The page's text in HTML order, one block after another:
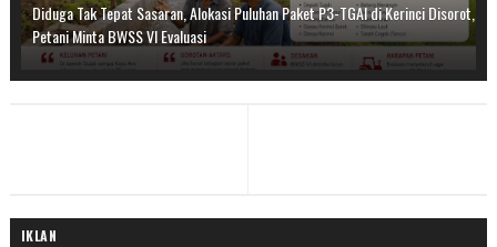
Diduga Tak Tepat Sasaran, Alokasi Puluhan Paket P3-TGAI di Kerinci Disorot,
Petani Minta BWSS VI Evaluasi
IKLAN